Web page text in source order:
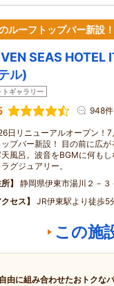
ルーフトップバー新設！
SEAS HOTEL
ル)
トギャラリー
948件
日リニューアルオープン！
ップバー新設！ 目の前に広
風呂。波音をBGMに何も
グジュアリー。
静岡県伊東市湯川２－３
クセス
JR伊東駅より徒歩5
この施
由に組み合わせたおトクな